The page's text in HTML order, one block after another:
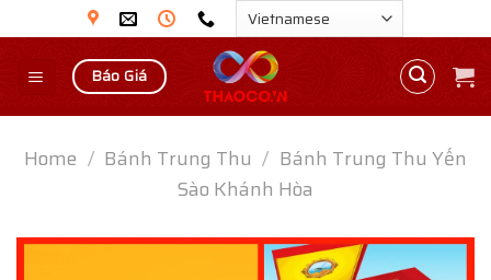
to
content
Báo Giá
Home / Bánh Trung Thu / Bánh Trung Thu Yến
Sào Khánh Hòa